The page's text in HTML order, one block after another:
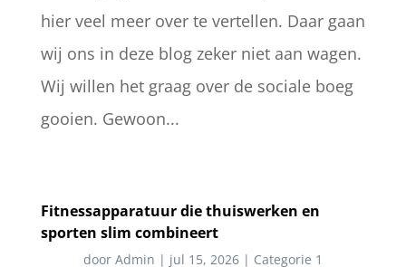
hier veel meer over te vertellen. Daar gaan
wij ons in deze blog zeker niet aan wagen.
Wij willen het graag over de sociale boeg
gooien. Gewoon...
Fitnessapparatuur die thuiswerken en
sporten slim combineert
door Admin | jul 15, 2026| Categorie 1